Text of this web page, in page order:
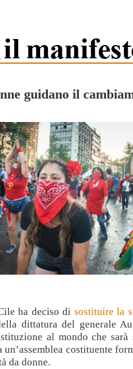
guidano il
ha deciso di sostituire la
dittatura del generale
al mondo che
costituente
da donne.